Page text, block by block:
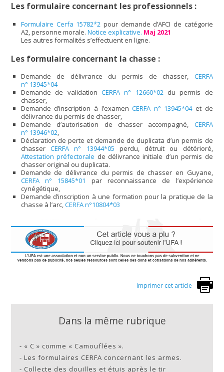
Les formulaire concernant les professionnels :
Formulaire Cerfa 15782*2 pour demande d’AFCI de catégorie
A2, personne morale. Notice explicative. Maj 2021
Les autres formalités s’effectuent en ligne.
Les formulaire concernant la chasse :
Demande de délivrance du permis de chasser, CERFA
n° 13945*04
Demande de validation CERFA n° 12660*02du permis de
chasser,
Demande d’inscription à l’examenCERFA n° 13945*04et de
délivrance du permis de chasser,
Demande d’autorisation de chasser accompagné, CERFA
n° 13946*02,
Déclaration de perte et demande de duplicata d’un permis de
chasserCERFA n° 13944*05 perdu, détruit ou détérioré,
Attestation préfectorale de délivrance initiale d’un permis de
chasser original ou duplicata.
Demande de délivrance du permis de chasser en Guyane,
CERFA n° 15845*01
par reconnaissance de l’expérience
cynégétique,
Demande d’inscription à une formation pour la pratique de la
chasse à l’arc,CERFA n°10804*03
Imprimer cet article
Dans la même rubrique
- « C » comme « Camouflées ».
-Les formulaires CERFA concernant les armes.
- Collecte des douilles et étuis après le tir